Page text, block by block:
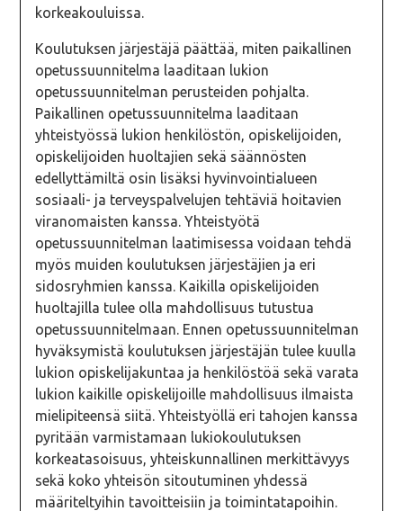
korkeakouluissa.
Koulutuksen järjestäjä päättää, miten paikallinen
opetussuunnitelma laaditaan lukion
opetussuunnitelman perusteiden pohjalta.
Paikallinen opetussuunnitelma laaditaan
yhteistyössä lukion henkilöstön, opiskelijoiden,
opiskelijoiden huoltajien sekä säännösten
edellyttämiltä osin lisäksi hyvinvointialueen
sosiaali- ja terveyspalvelujen tehtäviä hoitavien
viranomaisten kanssa. Yhteistyötä
opetussuunnitelman laatimisessa voidaan tehdä
myös muiden koulutuksen järjestäjien ja eri
sidosryhmien kanssa. Kaikilla opiskelijoiden
huoltajilla tulee olla mahdollisuus tutustua
opetussuunnitelmaan. Ennen opetussuunnitelman
hyväksymistä koulutuksen järjestäjän tulee kuulla
lukion opiskelijakuntaa ja henkilöstöä sekä varata
lukion kaikille opiskelijoille mahdollisuus ilmaista
mielipiteensä siitä. Yhteistyöllä eri tahojen kanssa
pyritään varmistamaan lukiokoulutuksen
korkeatasoisuus, yhteiskunnallinen merkittävyys
sekä koko yhteisön sitoutuminen yhdessä
määriteltyihin tavoitteisiin ja toimintatapoihin.